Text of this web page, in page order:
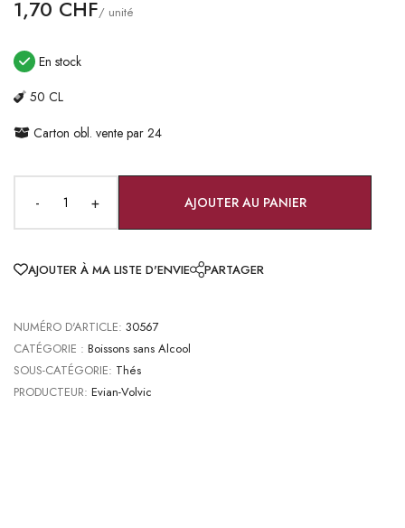
Devise
1,70 CHF/ unité
En stock
50 CL
Carton obl. vente par 24
- + AJOUTER AU PANIER
AJOUTER À MA LISTE D'ENVIE PARTAGER
NUMÉRO D'ARTICLE: 30567
CATÉGORIE : Boissons sans Alcool
SOUS-CATÉGORIE: Thés
PRODUCTEUR: Evian-Volvic